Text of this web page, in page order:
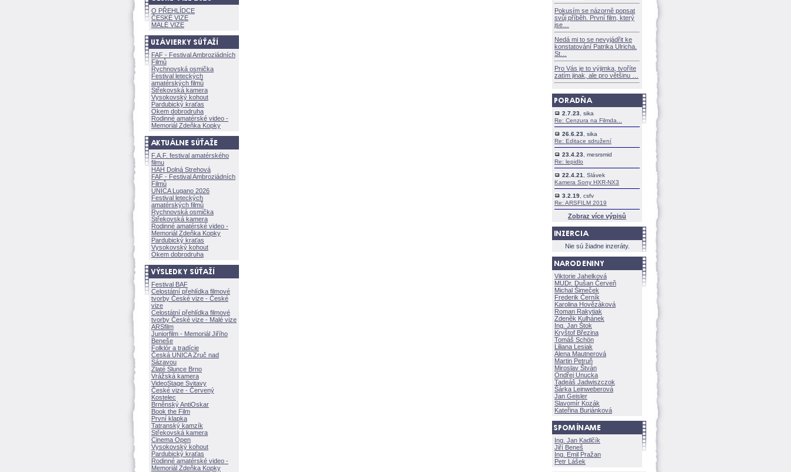
O PŘEHLÍDCE
ČESKÉ VIZE
MALÉ VIZE
FAF - Festival Ambroziádních
Filmů
Rychnovská osmička
Festival leteckých
amatérských filmů
Střekovská kamera
Vysokovský kohout
Pardubický kraťas
Okem dobrodruha
Rodinné amatérské video -
Memoriál Zdeňka Kopky
F.A.F. festival amatérského
filmu
HAH Dolná Strehov
FAF - Festival Ambroziádních
Filmů
UNICA Lugano 2026
Festival leteckých
amatérských filmů
Rychnovská osmička
Střekovská kamera
Rodinné amatérské video -
Memoriál Zdeňka Kopky
Pardubický kraťas
Vysokovský kohout
Okem dobrodruha
Festival BAF
Celostátní přehlídka filmové
tvorby České vize - České
vize
Celostátní přehlídka filmové
tvorby České vize - Malé vize
ARSfilm
Juniorfilm - Memoriál Jiřího
Beneše
Folklór a tradície
Česká UNICA Zruč nad
Sázavou
Zlaté Slunce Brno
Vrážská kamera
VideoStage Svitavy
České vize - Červený
Kostelec
Brněnský AntiOskar
Book the Film
První klapka
Tatranský kamzík
Střekovská kamera
Cinema Open
Vysokovský kohout
Pardubický kraťas
Rodinné amatérské video -
Memoriál Zdeňka Kopky
Pokusím se názorně popsat
svůj příběh. První film, který
jse
Nedá mi to se nevyjádřit ke
konstatování Patrika Ulricha.
St
Pro Vás je to výjimka, tvoříte
zatím jinak, ale pro většinu
2.7.23 , sika
Re: Cenzura na Filmda...
26.6.23 , sika
Re: Editace sdružení
23.4.23 , mesrsmid
Re: lepidlo
22.4.21
, Slávek
Kamera Sony HXR-NX3
3.2.19 , csfv
Re: ARSFILM 2019
Zobraz více výpisů
Nie sú žiadne inzeráty.
Viktorie Jahelkov
MUDr. Dušan Červeň
Michal Šimeček
Frederik Černík
Karolina Hovězákov
Roman Rakytiak
Zdeněk Kulhánek
Ing. Jan Štok
Kryštof Březina
Tomáš Schön
Liliana Lesiak
Alena Mautnerov
Martin Petruň
Miroslav Štván
Ondřej Unucka
Tadeáš Jadwiszczok
rka Leinweberov
Jan Geisler
Slavomír Kozák
Kateřina Buriánkov
Ing. Jan Kadlčík
Jiří Bene
Ing. Emil Pražan
Petr Lášek